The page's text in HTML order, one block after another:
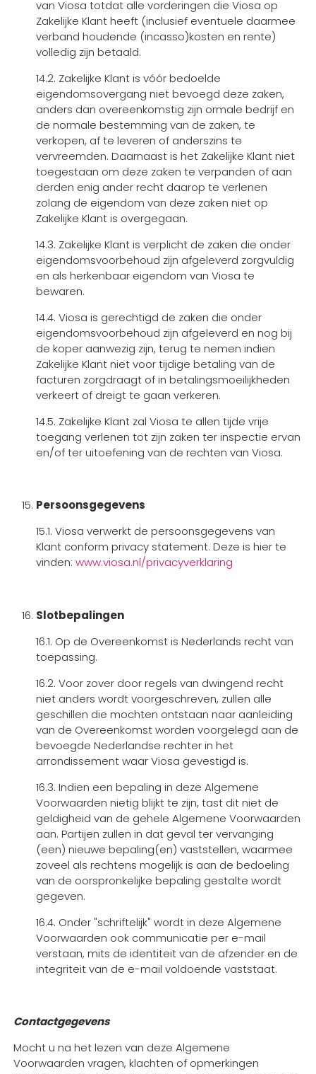
van Viosa totdat alle vorderingen die Viosa op
Zakelijke Klant heeft (inclusief eventuele daarmee
verband houdende (incasso)kosten en rente)
volledig zijn betaald.
14.2. Zakelijke Klant is vóór bedoelde
eigendomsovergang niet bevoegd deze zaken,
anders dan overeenkomstig zijn ormale bedrijf en
de normale bestemming van de zaken, te
verkopen, af te leveren of anderszins te
vervreemden. Daarnaast is het Zakelijke Klant niet
toegestaan om deze zaken te verpanden of aan
derden enig ander recht daarop te verlenen
zolang de eigendom van deze zaken niet op
Zakelijke Klant is overgegaan.
14.3. Zakelijke Klant is verplicht de zaken die onder
eigendomsvoorbehoud zijn afgeleverd zorgvuldig
en als herkenbaar eigendom van Viosa te
bewaren.
14.4. Viosa is gerechtigd de zaken die onder
eigendomsvoorbehoud zijn afgeleverd en nog bij
de koper aanwezig zijn, terug te nemen indien
Zakelijke Klant niet voor tijdige betaling van de
facturen zorgdraagt of in betalingsmoeilijkheden
verkeert of dreigt te gaan verkeren.
14.5. Zakelijke Klant zal Viosa te allen tijde vrije
toegang verlenen tot zijn zaken ter inspectie ervan
en/of ter uitoefening van de rechten van Viosa.
Persoonsgegevens
15.1. Viosa verwerkt de persoonsgegevens van
Klant conform privacy statement. Deze is hier te
vinden: www.viosa.nl/privacyverklaring
Slotbepalingen
16.1. Op de Overeenkomst is Nederlands recht van
toepassing.
16.2. Voor zover door regels van dwingend recht
niet anders wordt voorgeschreven, zullen alle
geschillen die mochten ontstaan naar aanleiding
van de Overeenkomst worden voorgelegd aan de
bevoegde Nederlandse rechter in het
arrondissement waar Viosa gevestigd is.
16.3. Indien een bepaling in deze Algemene
Voorwaarden nietig blijkt te zijn, tast dit niet de
geldigheid van de gehele Algemene Voorwaarden
aan. Partijen zullen in dat geval ter vervanging
(een) nieuwe bepaling(en) vaststellen, waarmee
zoveel als rechtens mogelijk is aan de bedoeling
van de oorspronkelijke bepaling gestalte wordt
gegeven.
16.4. Onder "schriftelijk" wordt in deze Algemene
Voorwaarden ook communicatie per e-mail
verstaan, mits de identiteit van de afzender en de
integriteit van de e-mail voldoende vaststaat.
Contactgegevens
Mocht u na het lezen van deze Algemene
Voorwaarden vragen, klachten of opmerkingen